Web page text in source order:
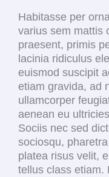
Habitasse per
varius sem mattis
praesent, primis
lacinia ridiculus
euismod suscipit
etiam gravida, ad
ullamcorper
aenean eu
Sociis nec sed
sociosqu,
platea risus velit,
tellus class etiam.